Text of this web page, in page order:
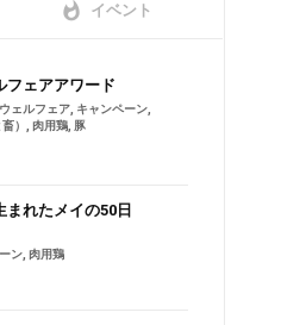
whatshot イベント
フェアアワード
ェルフェア キャンペーン
） ,肉用鶏 豚
まれたメイの50日
ン ,肉用鶏